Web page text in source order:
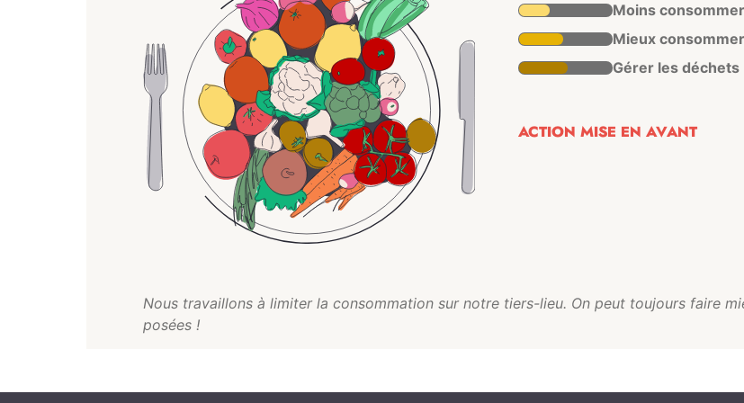
Moins consommer
Mieux consommer
Gérer les déchets
ACTION MISE EN AVANT
Nous travaillons à limiter la consommation sur notre tiers-lieu. On peut toujours faire
posées !